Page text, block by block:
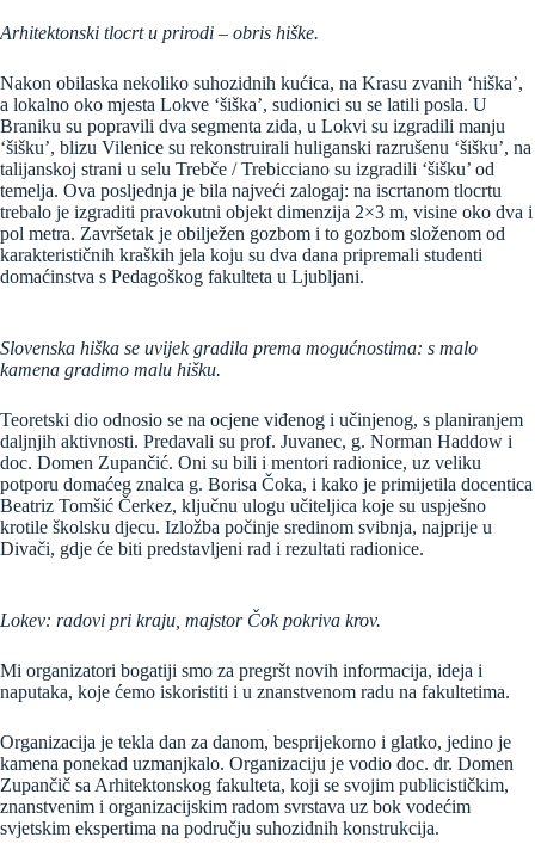
Arhitektonski tlocrt u prirodi – obris hiške.
Nakon obilaska nekoliko suhozidnih kućica, na Krasu zvanih ‘hiška’,
a lokalno oko mjesta Lokve ‘šiška’, sudionici su se latili posla. U
Braniku su popravili dva segmenta zida, u Lokvi su izgradili manju
‘šišku’, blizu Vilenice su rekonstruirali huliganski razrušenu ‘šišku’, na
talijanskoj strani u selu Trebče / Trebicciano su izgradili ‘šišku’ od
temelja. Ova posljednja je bila najveći zalogaj: na iscrtanom tlocrtu
trebalo je izgraditi pravokutni objekt dimenzija 2×3 m, visine oko dva i
pol metra. Završetak je obilježen gozbom i to gozbom složenom od
karakterističnih kraških jela koju su dva dana pripremali studenti
domaćinstva s Pedagoškog fakulteta u Ljubljani.
Slovenska hiška se uvijek gradila prema mogućnostima: s malo
kamena gradimo malu hišku.
Teoretski dio odnosio se na ocjene viđenog i učinjenog, s planiranjem
daljnjih aktivnosti. Predavali su prof. Juvanec, g. Norman Haddow i
doc. Domen Zupančić. Oni su bili i mentori radionice, uz veliku
potporu domaćeg znalca g. Borisa Čoka, i kako je primijetila docentica
Beatriz Tomšić Čerkez, ključnu ulogu učiteljica koje su uspješno
krotile školsku djecu. Izložba počinje sredinom svibnja, najprije u
Divači, gdje će biti predstavljeni rad i rezultati radionice.
Lokev: radovi pri kraju, majstor Čok pokriva krov.
Mi organizatori bogatiji smo za pregršt novih informacija, ideja i
naputaka, koje ćemo iskoristiti i u znanstvenom radu na fakultetima.
Organizacija je tekla dan za danom, besprijekorno i glatko, jedino je
kamena ponekad uzmanjkalo. Organizaciju je vodio doc. dr. Domen
Zupančič sa Arhitektonskog fakulteta, koji se svojim publicističkim,
znanstvenim i organizacijskim radom svrstava uz bok vodećim
svjetskim ekspertima na području suhozidnih konstrukcija.